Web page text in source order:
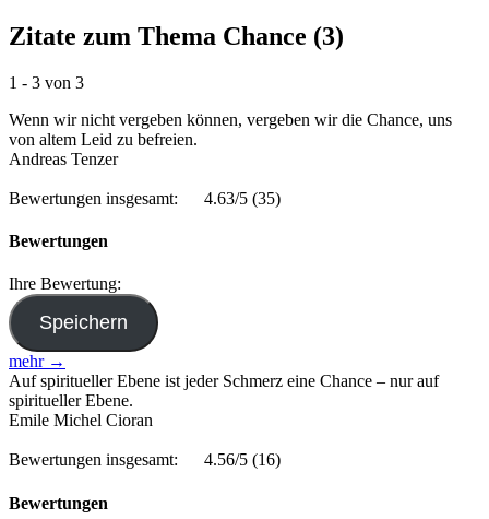
Zitate zum Thema Chance (3)
1 - 3 von 3
Wenn wir nicht vergeben können, vergeben wir die Chance, uns
von altem Leid zu befreien.
Andreas Tenzer
Bewertungen insgesamt: 4.63/5 (35)
Bewertungen
Ihre Bewertung:
mehr →
Auf spiritueller Ebene ist jeder Schmerz eine Chance – nur auf
spiritueller Ebene.
Emile Michel Cioran
Bewertungen insgesamt: 4.56/5 (16)
Bewertungen